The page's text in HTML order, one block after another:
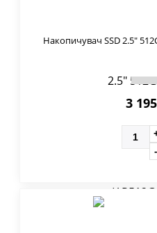
Накопичувач SSD 2.5"
3